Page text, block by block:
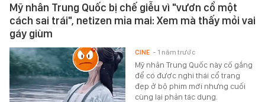
Mỹ nhân Trung Quốc bị chế giễu vì "vươn cổ một
cách sai trái", netizen mỉa mai: Xem mà thấy mỏi vai
gáy giùm
Mỹ nhân Trung Quốc này cố gắng
để có được nghi thái cổ trang
đẹp ở bộ phim mới nhưng cuối
cùng lại phản tác dụng.
CINE - 1 năm trước